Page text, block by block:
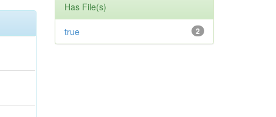
Has File(s)
2
true